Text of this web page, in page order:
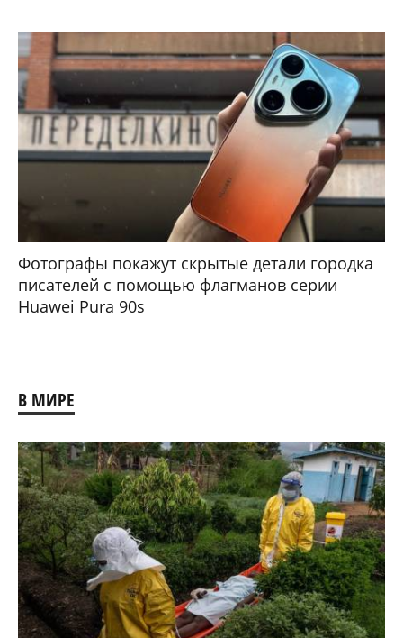
Фотографы покажут скрытые детали городка
писателей с помощью флагманов серии
Huawei Pura 90s
В МИРЕ